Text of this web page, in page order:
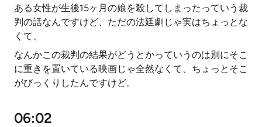
ある女性が生後15ヶ月の娘を殺してしまったっていう裁
判の話なんですけど、ただの法廷劇じゃ実はちょっとな
くて、
なんかこの裁判の結果がどうとかっていうのは別にそこ
に重きを置いている映画じゃ全然なくて、ちょっとそこ
がびっくりしたんですけど。
06:02